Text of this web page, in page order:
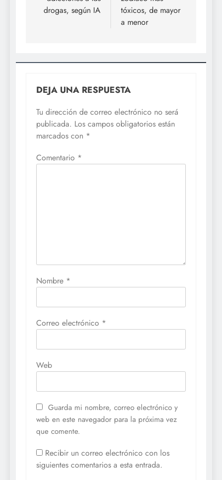
entradas
drogas, según IA
tóxicos, de mayor
a menor
DEJA UNA RESPUESTA
Tu dirección de correo electrónico no será
publicada. Los campos obligatorios están
marcados con *
Comentario *
Nombre *
Correo electrónico *
Web
Guarda mi nombre, correo electrónico y
web en este navegador para la próxima vez
que comente.
Recibir un correo electrónico con los
siguientes comentarios a esta entrada.